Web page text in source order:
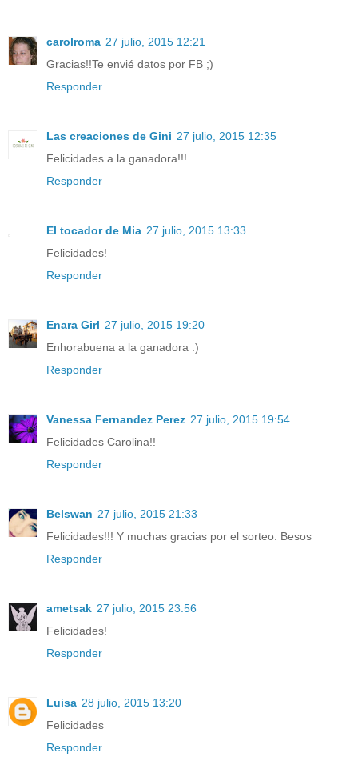
carolroma 27 julio, 2015 12:21
Gracias!!Te envié datos por FB ;)
Responder
Las creaciones de Gini 27 julio, 2015 12:35
Felicidades a la ganadora!!!
Responder
El tocador de Mia 27 julio, 2015 13:33
Felicidades!
Responder
Enara Girl 27 julio, 2015 19:20
Enhorabuena a la ganadora :)
Responder
Vanessa Fernandez Perez 27 julio, 2015 19:54
Felicidades Carolina!!
Responder
Belswan 27 julio, 2015 21:33
Felicidades!!! Y muchas gracias por el sorteo. Besos
Responder
ametsak 27 julio, 2015 23:56
Felicidades!
Responder
Luisa 28 julio, 2015 13:20
Felicidades
Responder